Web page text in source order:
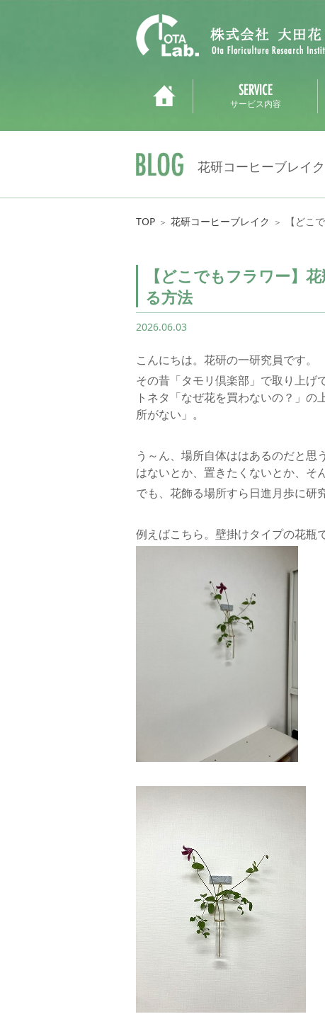
サービス内容
花研コーヒーブレイク
TOP ＞ 花研コーヒーブレイク ＞ 【どこ
【どこでもフラワー】
る方法
2026.06.03
こんにちは。花研の一研究員です。
その昔「タモリ倶楽部」で取り上げ
トネタ「なぜ花を買わないの？」
所がない」。
う～ん、場所自体ははあるのだと
はないとか、置きたくないとか、そ
でも、花飾る場所すら日進月歩に研
例えばこちら。壁掛けタイプの花瓶